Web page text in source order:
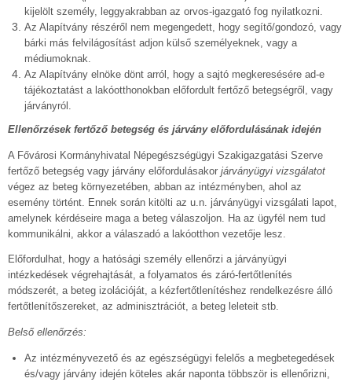
kijelölt személy, leggyakrabban az orvos-igazgató fog nyilatkozni.
Az Alapítvány részéről nem megengedett, hogy segítő/gondozó, vagy
bárki más felvilágosítást adjon külső személyeknek, vagy a
médiumoknak.
Az Alapítvány elnöke dönt arról, hogy a sajtó megkeresésére ad-e
tájékoztatást a lakóotthonokban előfordult fertőző betegségről, vagy
járványról.
Ellenőrzések fertőző betegség és járvány előfordulásának idején
A Fővárosi Kormányhivatal Népegészségügyi Szakigazgatási Szerve
fertőző betegség vagy járvány előfordulásakor járványügyi vizsgálatot
végez az beteg környezetében, abban az intézményben, ahol az
esemény történt. Ennek során kitölti az u.n. járványügyi vizsgálati lapot,
amelynek kérdéseire maga a beteg válaszoljon. Ha az ügyfél nem tud
kommunikálni, akkor a válaszadó a lakóotthon vezetője lesz.
Előfordulhat, hogy a hatósági személy ellenőrzi a járványügyi
intézkedések végrehajtását, a folyamatos és záró-fertőtlenítés
módszerét, a beteg izolációját, a kézfertőtlenítéshez rendelkezésre álló
fertőtlenítőszereket, az adminisztrációt, a beteg leleteit stb.
Belső ellenőrzés:
Az intézményvezető és az egészségügyi felelős a megbetegedések
és/vagy járvány idején köteles akár naponta többször is ellenőrizni,